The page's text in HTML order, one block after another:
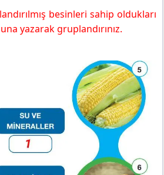
besinleri sahip oldukları
yazarak gruplandırınız.